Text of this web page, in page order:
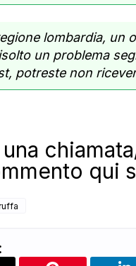
lombardia, un
un problema
potreste non
qui